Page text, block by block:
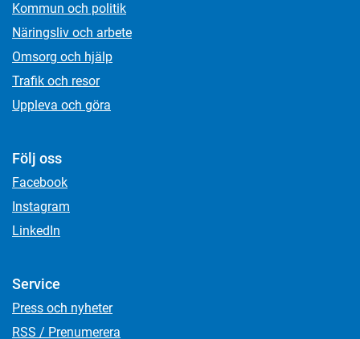
Kommun och politik
Näringsliv och arbete
Omsorg och hjälp
Trafik och resor
Uppleva och göra
Följ oss
Facebook
Instagram
LinkedIn
Service
Press och nyheter
RSS / Prenumerera